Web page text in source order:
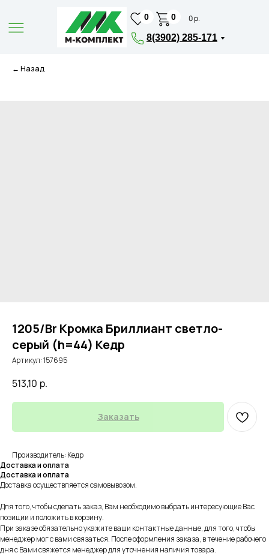
8(3902) 285-171
0 0 р.
0
← Назад
1205/Br Кромка Бриллиант светло-
серый (h=44) Кедр
Артикул:157695
513,10 р.
Заказать
Производитель: Кедр
Доставка и оплата
Доставка и оплата
Доставка осуществляется самовывозом.
Для того, чтобы сделать заказ, Вам необходимо выбрать интересующие Вас
позиции и положить в корзину.
При заказе обязательно укажите ваши контактные данные, для того, чтобы
менеджер мог с вами связаться. После оформления заказа, в течение рабочего
дня с Вами свяжется менеджер для уточнения наличия товара.